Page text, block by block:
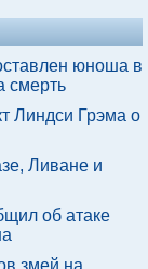
юноша в
смерть
Линдси Грэма о
Ливане и
об атаке
змей на